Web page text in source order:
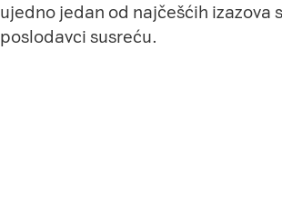
ujedno jedan od najčešćih izazova
poslodavci susreću.